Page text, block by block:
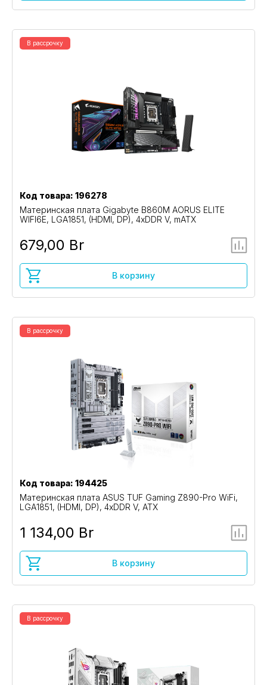
В рассрочку
Код товара: 196278
Материнская плата Gigabyte B860M AORUS ELITE
WIFI6E, LGA1851, (HDMI, DP), 4xDDR V, mATX
679,00 Br
В корзину
В рассрочку
Код товара: 194425
Материнская плата ASUS TUF Gaming Z890-Pro WiFi,
LGA1851, (HDMI, DP), 4xDDR V, ATX
1 134,00 Br
В корзину
В рассрочку